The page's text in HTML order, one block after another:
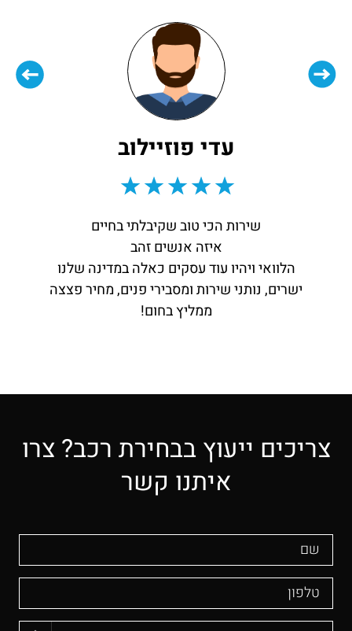
עדי פוזיילוב
שירות הכי טוב שקיבלתי בחיים
איזה אנשים זהב
הלוואי ויהיו עוד עסקים כאלה במדינה שלנו
ישרים, נותני שירות ומסבירי פנים, מחיר פצצה
ממליץ בחום!
צריכים ייעוץ בבחירת רכב? צרו
איתנו קשר